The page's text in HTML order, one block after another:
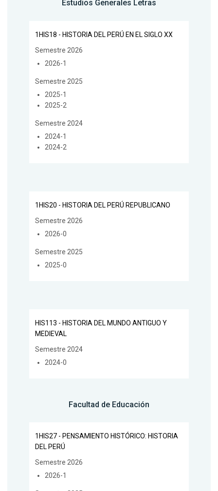
Estudios Generales Letras
1HIS18 - HISTORIA DEL PERÚ EN EL SIGLO XX
Semestre 2026
2026-1
Semestre 2025
2025-1
2025-2
Semestre 2024
2024-1
2024-2
1HIS20 - HISTORIA DEL PERÚ REPUBLICANO
Semestre 2026
2026-0
Semestre 2025
2025-0
HIS113 - HISTORIA DEL MUNDO ANTIGUO Y
MEDIEVAL
Semestre 2024
2024-0
Facultad de Educación
1HIS27 - PENSAMIENTO HISTÓRICO: HISTORIA
DEL PERÚ
Semestre 2026
2026-1